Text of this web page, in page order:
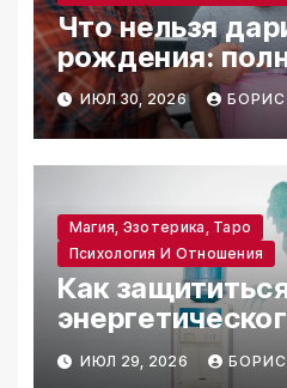
Что нельзя
рождения:
табу
ИЮЛ 30, 2026
Магия, Эзотерика, Таро
Психология И Отношения
Как
практические
сохранения сил
ИЮЛ 29, 2026